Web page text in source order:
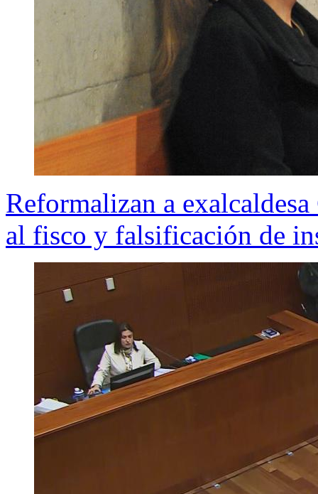
Reformalizan a
al fisco y falsificación de